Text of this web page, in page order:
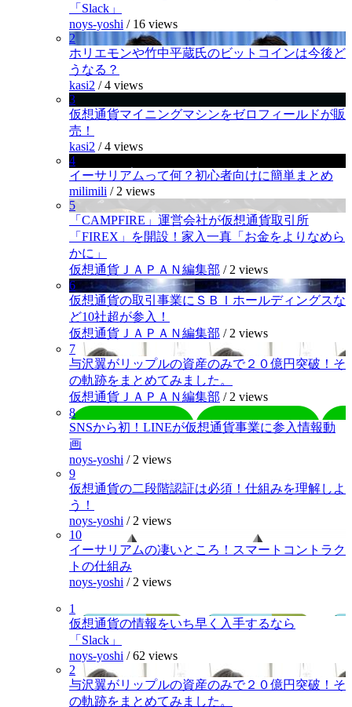
「Slack」
noys-yoshi / 16 views
2
ホリエモンや竹中平蔵氏のビットコインは今後ど
うなる？
kasi2 /4 views
3
仮想通貨マイニングマシンをゼロフィールドが販
売！
kasi2 /4 views
4
イーサリアムって何？初心者向けに簡単まとめ
milimili / 2 views
5
「CAMPFIRE」運営会社が仮想通貨取引所
「FIREX」を開設！家入一真「お金をよりなめら
かに」
仮想通貨ＪＡＰＡＮ編集部 / 2 views
6
仮想通貨の取引事業にＳＢＩホールディングスな
ど10社超が参入！
仮想通貨ＪＡＰＡＮ編集部 / 2 views
7
与沢翼がリップルの資産のみで２０億円突破！そ
の軌跡をまとめてみました。
仮想通貨ＪＡＰＡＮ編集部 / 2 views
8
SNSから初！LINEが仮想通貨事業に参入情報動
画
noys-yoshi / 2 views
9
仮想通貨の二段階認証は必須！仕組みを理解しよ
う！
noys-yoshi / 2 views
10
イーサリアムの凄いところ！スマートコントラク
トの仕組み
noys-yoshi / 2 views
1
仮想通貨の情報をいち早く入手するなら
「Slack」
noys-yoshi /62 views
2
与沢翼がリップルの資産のみで２０億円突破！そ
の軌跡をまとめてみました。